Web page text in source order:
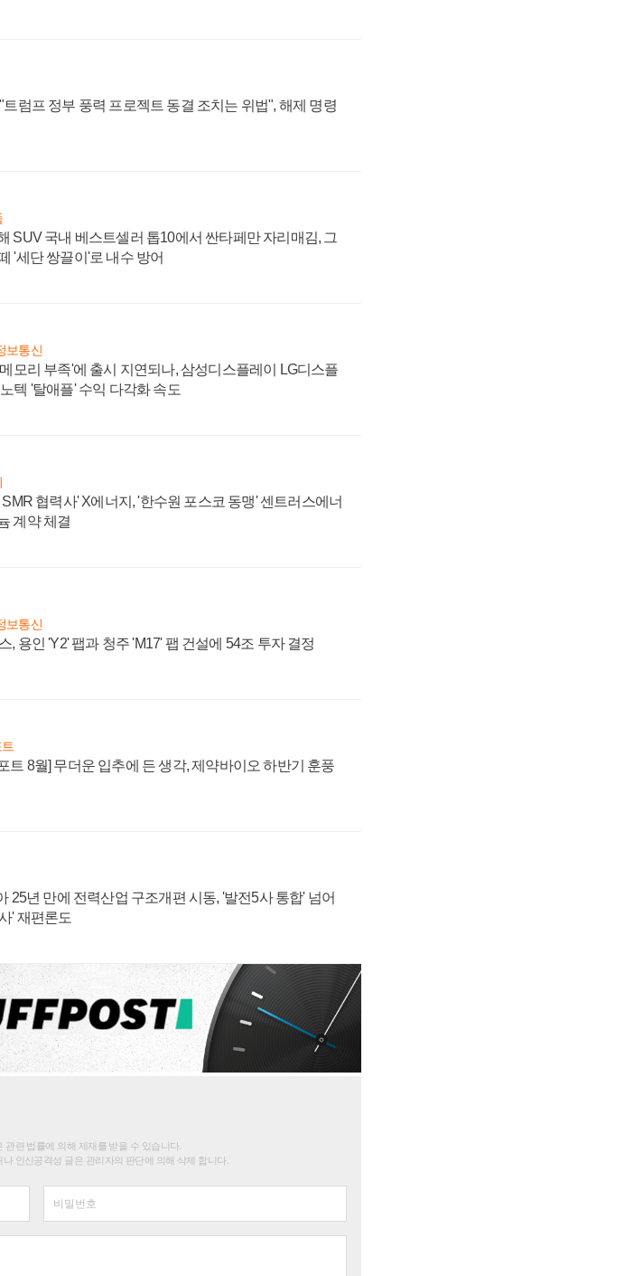
트럼프 정부 풍력 프로젝트 동결 조치는 위법", 해제 명령
SUV 국내 베스트셀러 톱10에서 싼타페만 자리매김, 그
'세단 쌍끌이'로 내수 방어
보통신
모리 부족'에 출시 지연되나, 삼성디스플레이 LG디스플
텍 '탈애플' 수익 다각화 속도
협력사' X에너지, '한수원 포스코 동맹' 센트러스에너
계약 체결
보통신
, 용인 'Y2' 팹과 청주 'M17' 팹 건설에 54조 투자 결정
트 8월] 무더운 입추에 든 생각, 제약바이오 하반기 훈풍
25년 만에 전력산업 구조개편 시동, '발전5사 통합' 넘어
' 재편론도
련 법률에 의해 제재를 받을 수 있습니다.
인신공격성 글은 관리자의 판단에 의해 삭제 합니다.